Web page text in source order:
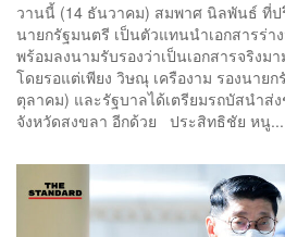
วานนี้ (14 ธันวาคม) สมพาศ นิลพันธ์ ที่
นายกรัฐมนตรี เป็นตัวแทนนำเอกสารร่
พร้อมลงนามรับรองว่าเป็นเอกสารจริงม
โดยรอแต่เพียง วิษณุ เครืองาม รองนาย
ตุลาคม) และรัฐบาลได้เตรียมรถบัสนำส่
จังหวัดสงขลา อีกด้วย ประสิทธิชัย หนู...